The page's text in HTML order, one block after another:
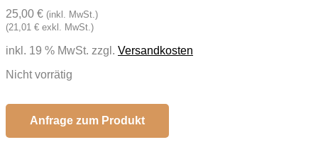
25,00 € (inkl. MwSt.)
(21,01 € exkl. MwSt.)
inkl. 19 % MwSt. zzgl. Versandkosten
Nicht vorrätig
Anfrage zum Produkt